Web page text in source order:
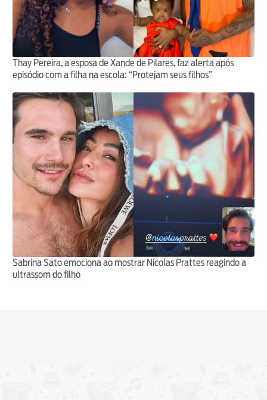
Thay Pereira, a esposa de Xande de Pilares, faz alerta após
episódio com a filha na escola: “Protejam seus filhos”
Sabrina Sato emociona ao mostrar Nicolas Prattes reagindo a
ultrassom do filho